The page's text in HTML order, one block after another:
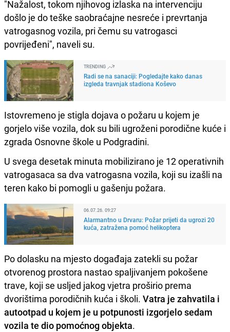
"Nažalost, tokom njihovog izlaska na intervenciju
došlo je do teške saobraćajne nesreće i prevrtanja
vatrogasnog vozila, pri čemu su vatrogasci
povrijeđeni", naveli su.
TRENDING
Radi se na sanaciji: Pogledajte kako danas
izgleda travnjak stadiona Koševo
Istovremeno je stigla dojava o požaru u kojem je
gorjelo više vozila, dok su bili ugroženi porodične kuće i
zgrada Osnovne škole u Podgradini.
U svega desetak minuta mobilizirano je 12 operativnih
vatrogasaca sa dva vatrogasna vozila, koji su izašli na
teren kako bi pomogli u gašenju požara.
06.07.26. 09:27
Alarmantno u Drvaru: Požar prijeti da ugrozi 20
kuća, zatražena pomoć helikoptera
Po dolasku na mjesto događaja zatekli su požar
otvorenog prostora nastao spaljivanjem pokošene
trave, koji se usljed jakog vjetra proširio prema
dvorištima porodičnih kuća i školi. Vatra je zahvatila i
autootpad u kojem je u potpunosti izgorjelo sedam
vozila te dio pomoćnog objekta.